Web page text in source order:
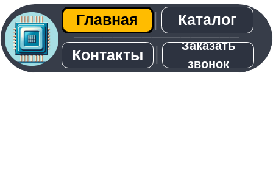
Главная Каталог
Контакты
─────────────────
│
Заказать
звонок
│